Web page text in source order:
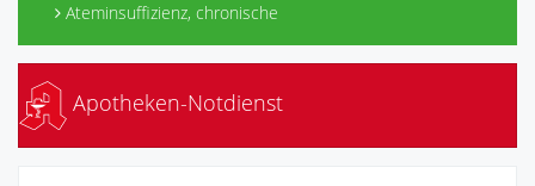
Ateminsuffizienz, chronische
Apotheken-Notdienst